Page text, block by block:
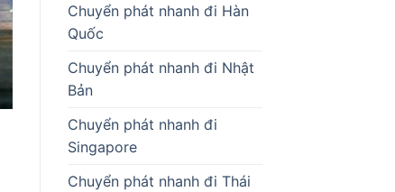
Chuyển phát nhanh đi Hàn
Quốc
Chuyển phát nhanh đi Nhật
Bản
Chuyển phát nhanh đi
Singapore
Chuyển phát nhanh đi Thái